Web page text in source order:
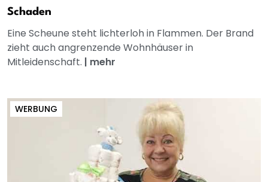
Schaden
Eine Scheune steht lichterloh in Flammen. Der Brand
zieht auch angrenzende Wohnhäuser in
Mitleidenschaft. | mehr
WERBUNG